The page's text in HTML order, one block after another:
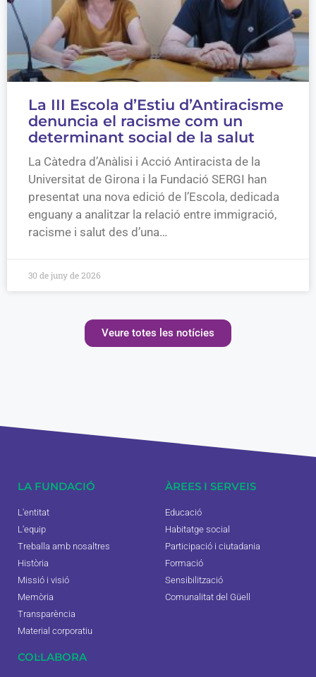
La III Escola d’Estiu d’Antiracisme
denuncia el racisme com un
determinant social de la salut
La Càtedra d’Anàlisi i Acció Antiracista de la
Universitat de Girona i la Fundació SERGI han
presentat una nova edició de l’Escola, dedicada
enguany a analitzar la relació entre immigració,
racisme i salut des d’una…
30 de juny de 2026
Veure totes les notícies
LA FUNDACIÓ
L'entitat
L'equip
Treballa amb nosaltres
Història
Missió i visió
Memòria
Transparència
Material corporatiu
ÀREES I SERVEIS
Educació
Habitatge social
Participació i ciutadania
Formació
Sensibilització
Comunalitat del Güell
COL·LABORA